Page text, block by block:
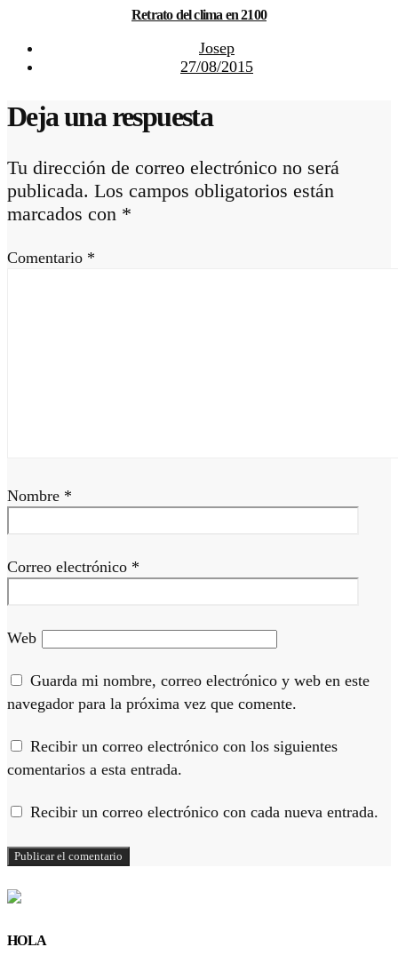
Retrato del clima en 2100
Josep
27/08/2015
Deja una respuesta
Tu dirección de correo electrónico no será
publicada. Los campos obligatorios están
marcados con *
Comentario *
Nombre *
Correo electrónico *
Web
Guarda mi nombre, correo electrónico y web en este
navegador para la próxima vez que comente.
Recibir un correo electrónico con los siguientes
comentarios a esta entrada.
Recibir un correo electrónico con cada nueva entrada.
HOLA